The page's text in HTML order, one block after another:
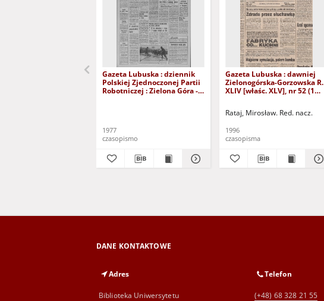
Gazeta Lubuska : dziennik
Polskiej Zjednoczonej Partii
Robotniczej : Zielona Góra -
1977
czasopismo
Gazeta Lubuska : dawniej
Zielonogórska-Gorzowska R.
XLIV [właśc. XLV], nr 52 (1
Rataj, Mirosław. Red. nacz.
1996
czasopisma
DANE KONTAKTOWE
Adres
Biblioteka Uniwersytetu
Telefon
(+48) 68 328 21 55